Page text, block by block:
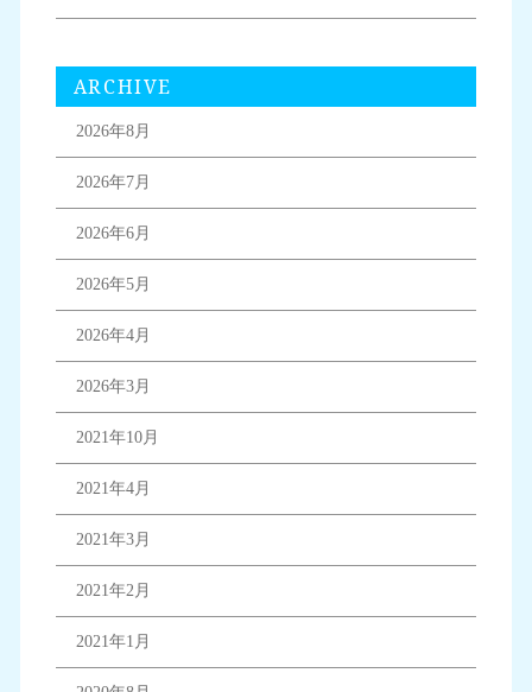
ARCHIVE
2026年8月
2026年7月
2026年6月
2026年5月
2026年4月
2026年3月
2021年10月
2021年4月
2021年3月
2021年2月
2021年1月